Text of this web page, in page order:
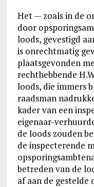
Het — zoals in de
door
loods, gevestigd
is onrechtmatig
plaatsgevonden
rechthebbende
loods, die immers
raadsman
kader van een
eigenaar-
de loods zouden
de inspecterende
betreden van de
af aan de